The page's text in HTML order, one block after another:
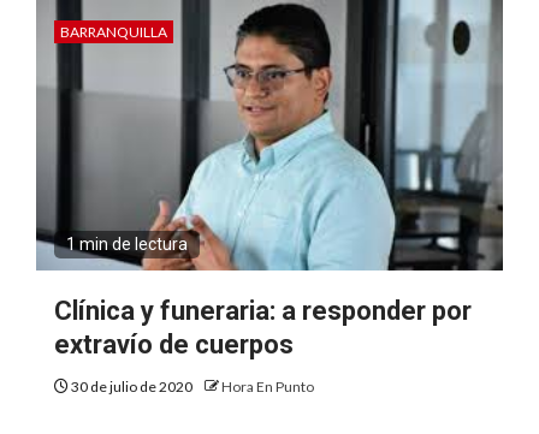
BARRANQUILLA
1 min de lectura
Clínica y funeraria: a responder por
extravío de cuerpos
30 de julio de 2020 Hora En Punto